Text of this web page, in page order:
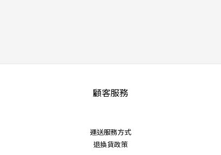
顧客服務
運送服務方式
退換貨政策